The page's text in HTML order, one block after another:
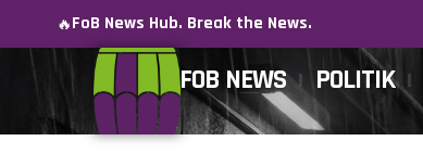
🔥FoB News Hub. Break the News.
FOB NEWS POLITIK